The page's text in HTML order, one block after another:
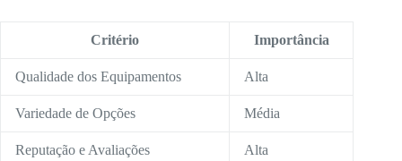
Critério Importância
Qualidade dos Equipamentos Alta
Variedade de Opções Média
Reputação e Avaliações Alta